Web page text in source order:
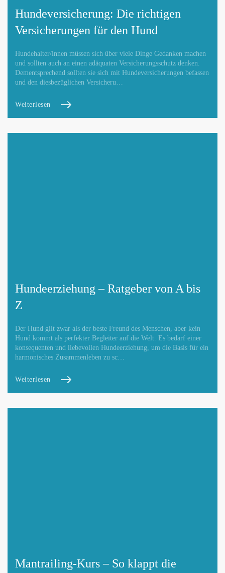
Betroffene Hundeschule
Mit Absenden der Daten akzeptiere ich die
DATENSCHUTZBEDINGUNGEN.
Hundeversicherung: Die richtigen
Versicherungen für den Hund
Hundehalter/innen müssen sich über viele Dinge Gedanken machen
und sollten auch an einen adäquaten Versicherungsschutz denken.
Dementsprechend sollten sie sich mit Hundeversicherungen befassen
und den diesbezüglichen Versicheru…
Weiterlesen
Hundeerziehung – Ratgeber von A bis
Z
Der Hund gilt zwar als der beste Freund des Menschen, aber kein
Hund kommt als perfekter Begleiter auf die Welt. Es bedarf einer
konsequenten und liebevollen Hundeerziehung, um die Basis für ein
harmonisches Zusammenleben zu sc…
Weiterlesen
Mantrailing-Kurs – So klappt die